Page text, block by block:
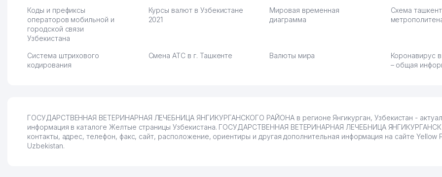
Коды и префиксы
операторов мобильной и
городской связи
Узбекистана
Курсы валют в Узбекистане
2021
Мировая временная
диаграмма
Схема
Система штрихового
кодирования
Смена АТС в г. Ташкенте Валюты мира
Коронавирус
– общая
ГОСУДАРСТВЕННАЯ ВЕТЕРИНАРНАЯ ЛЕЧЕБНИЦА ЯНГИКУРГАНСКОГО РАЙОНА в регионе Янгикурган, Узбекистан -
информация в каталоге Желтые страницы Узбекистана. ГОСУДАРСТВЕННАЯ ВЕТЕРИНАРНАЯ ЛЕЧЕБНИЦА
контакты, адрес, телефон, факс, сайт, расположение, ориентиры и другая дополнительная информация на сайте Yellow
Uzbekistan.